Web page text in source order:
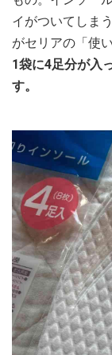
イがついてしま
がセリアの「使
1袋に4足分が入
す。